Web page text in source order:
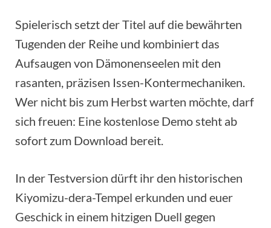
Spielerisch setzt der Titel auf die bewährten
Tugenden der Reihe und kombiniert das
Aufsaugen von Dämonenseelen mit den
rasanten, präzisen Issen-Kontermechaniken.
Wer nicht bis zum Herbst warten möchte, darf
sich freuen: Eine kostenlose Demo steht ab
sofort zum Download bereit.
In der Testversion dürft ihr den historischen
Kiyomizu-dera-Tempel erkunden und euer
Geschick in einem hitzigen Duell gegen